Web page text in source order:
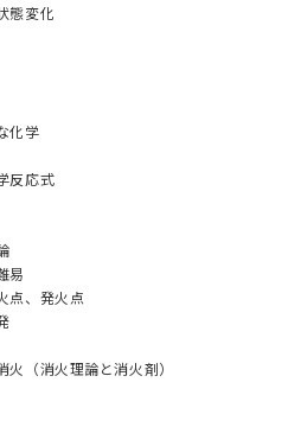
態変化
化学
反応式
易
点、発火点
（消火理論と消火剤）